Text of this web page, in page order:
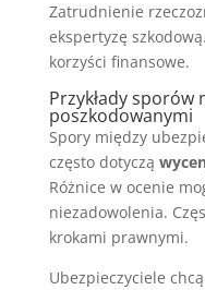
Zatrudnienie
ekspertyzę
korzyści finansowe.
Przykłady sporów
poszkodowanymi
Spory między
często dotyczą
Różnice w ocenie
niezadowolenia.
krokami prawnymi.
Ubezpieczyciele